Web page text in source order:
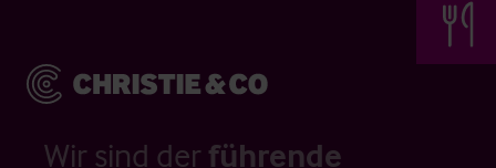
Wir sind der führende